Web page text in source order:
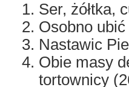
Ser, żółtka,
Osobno
Nastawic
Obie masy
tortownicy